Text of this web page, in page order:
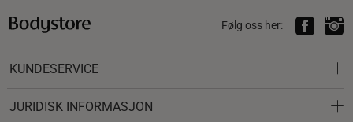
Følg oss her:
KUNDESERVICE
JURIDISK INFORMASJON